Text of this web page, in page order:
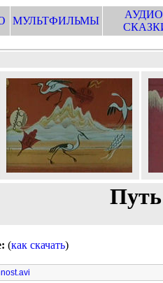
МУЛЬТФИЛЬМЫ
Путь
(как скачать)